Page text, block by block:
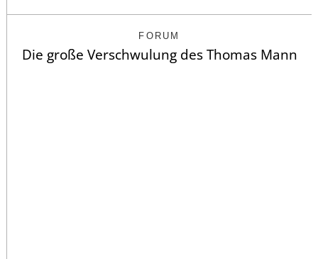
FORUM
Die große Verschwulung des Thomas Mann